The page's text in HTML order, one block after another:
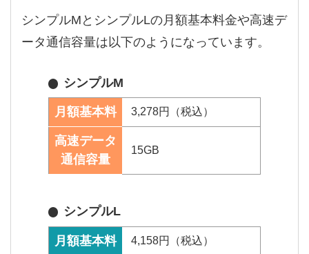
シンプルMとシンプルLの月額基本料金や高速デ
ータ通信容量は以下のようになっています。
シンプルM
月額基本料 3,278円（税込）
高速データ
通信容量
15GB
シンプルL
月額基本料 4,158円（税込）